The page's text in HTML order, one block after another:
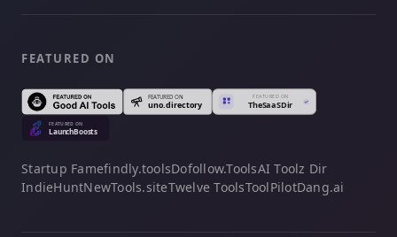
FEATURED ON
Startup Famefindly.toolsDofollow.ToolsAI Toolz Dir
IndieHuntNewTools.siteTwelve ToolsToolPilotDang.ai